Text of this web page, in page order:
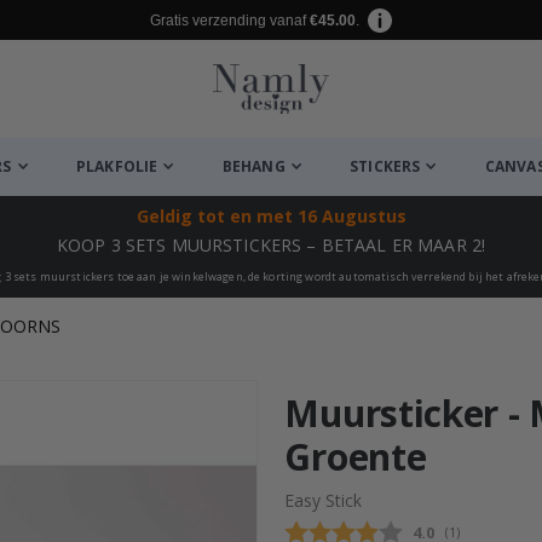
Gratis verzending vanaf€45.00.
PLAKFOLIE BEHANG STICKERS
Geldig tot en met 16 Augustus
KOOP 3 SETS MUURSTICKERS – BETAAL ER MAAR 2!
3 sets muurstickers toe aan je winkelwagen, de korting wordt automatisch verrekend bij het
Muursticker -
Groente
Easy Stick
Gemiddelde
4.0 (aantal stemmen:
1 )